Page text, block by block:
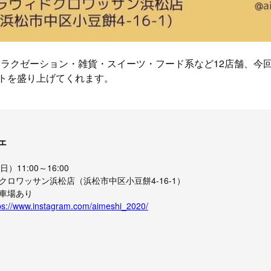
クゼーション・雑貨・スイーツ・フード系など12店舗、今
を盛り上げてくれます。
）11:00～16:00
ロワッサン浜松店（浜松市中区小豆餅4-16-1）
場あり
www.instagram.com/aimeshi_2020/